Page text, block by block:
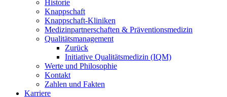
Historie
Knappschaft
Knappschaft-Kliniken
Medizinpartnerschaften & Präventionsmedizin
Qualitäts­management
Zurück
Initiative Qualitätsmedizin (IQM)
Werte und Philosophie
Kontakt
Zahlen und Fakten
Karriere